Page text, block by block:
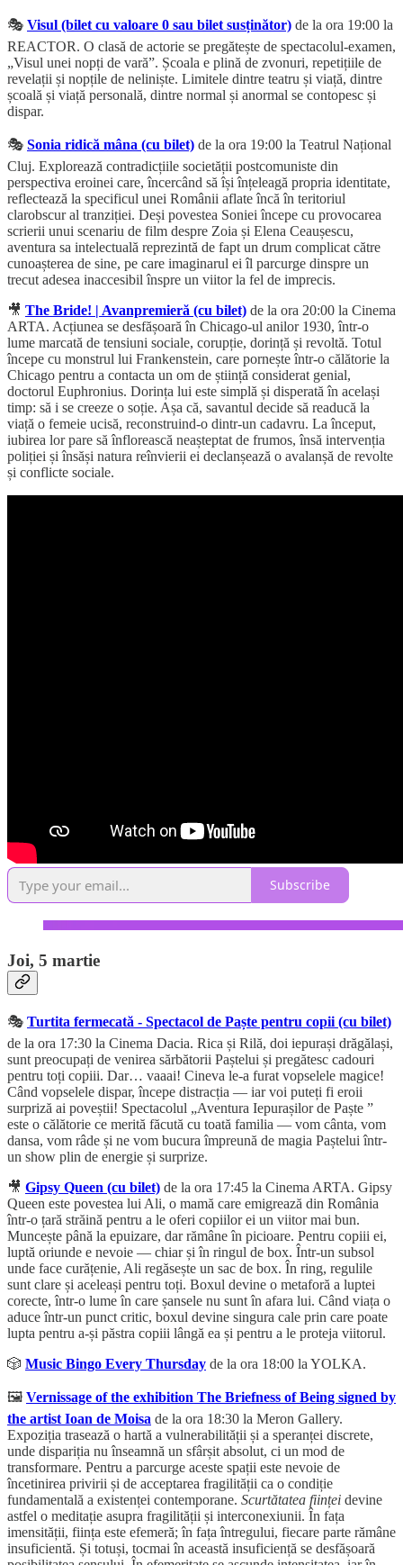
🎭 Visul (bilet cu valoare 0 sau bilet susținător) de la ora 19:00 la
REACTOR. O clasă de actorie se pregătește de spectacolul-examen,
„Visul unei nopți de vară”. Școala e plină de zvonuri, repetițiile de
revelații și nopțile de neliniște. Limitele dintre teatru și viață, dintre
școală și viață personală, dintre normal și anormal se contopesc și
dispar.
🎭 Sonia ridică mâna (cu bilet) de la ora 19:00 la Teatrul Național
Cluj. Explorează contradicțiile societății postcomuniste din
perspectiva eroinei care, încercând să își înțeleagă propria identitate,
reflectează la specificul unei Românii aflate încă în teritoriul
clarobscur al tranziției. Deși povestea Soniei începe cu provocarea
scrierii unui scenariu de film despre Zoia și Elena Ceaușescu,
aventura sa intelectuală reprezintă de fapt un drum complicat către
cunoașterea de sine, pe care imaginarul ei îl parcurge dinspre un
trecut adesea inaccesibil înspre un viitor la fel de imprecis.
🎥 The Bride! | Avanpremieră (cu bilet) de la ora 20:00 la Cinema
ARTA. Acțiunea se desfășoară în Chicago-ul anilor 1930, într-o
lume marcată de tensiuni sociale, corupție, dorință și revoltă. Totul
începe cu monstrul lui Frankenstein, care pornește într-o călătorie la
Chicago pentru a contacta un om de știință considerat genial,
doctorul Euphronius. Dorința lui este simplă și disperată în același
timp: să i se creeze o soție. Așa că, savantul decide să readucă la
viață o femeie ucisă, reconstruind-o dintr-un cadavru. La început,
iubirea lor pare să înflorească neașteptat de frumos, însă intervenția
poliției și însăși natura reînvierii ei declanșează o avalanșă de revolte
și conflicte sociale.
Subscribe
Joi, 5 martie
🎭 Turtita fermecată - Spectacol de Paște pentru copii (cu bilet)
de la ora 17:30 la Cinema Dacia. Rica și Rilă, doi iepurași drăgălași,
sunt preocupați de venirea sărbătorii Paștelui și pregătesc cadouri
pentru toți copiii. Dar… vaaai! Cineva le-a furat vopselele magice!
Când vopselele dispar, începe distracția — iar voi puteți fi eroii
surpriză ai poveștii! Spectacolul „Aventura Iepurașilor de Paște ”
este o călătorie ce merită făcută cu toată familia — vom cânta, vom
dansa, vom râde și ne vom bucura împreună de magia Paștelui într-
un show plin de energie și surprize.
🎥 Gipsy Queen (cu bilet) de la ora 17:45 la Cinema ARTA. Gipsy
Queen este povestea lui Ali, o mamă care emigrează din România
într-o țară străină pentru a le oferi copiilor ei un viitor mai bun.
Muncește până la epuizare, dar rămâne în picioare. Pentru copiii ei,
luptă oriunde e nevoie — chiar și în ringul de box. Într-un subsol
unde face curățenie, Ali regăsește un sac de box. În ring, regulile
sunt clare și aceleași pentru toți. Boxul devine o metaforă a luptei
corecte, într-o lume în care șansele nu sunt în afara lui. Când viața o
aduce într-un punct critic, boxul devine singura cale prin care poate
lupta pentru a-și păstra copiii lângă ea și pentru a le proteja viitorul.
🎲 Music Bingo Every Thursday de la ora 18:00 la YOLKA.
🖼️ Vernissage of the exhibition The Briefness of Being signed by
the artist Ioan de Moisa de la ora 18:30 la Meron Gallery.
Expoziția trasează o hartă a vulnerabilității și a speranței discrete,
unde dispariția nu înseamnă un sfârșit absolut, ci un mod de
transformare. Pentru a parcurge aceste spații este nevoie de
încetinirea privirii și de acceptarea fragilității ca o condiție
fundamentală a existenței contemporane. Scurtătatea ființei devine
astfel o meditație asupra fragilității și interconexiunii. În fața
imensității, ființa este efemeră; în fața întregului, fiecare parte rămâne
insuficientă. Și totuși, tocmai în această insuficiență se desfășoară